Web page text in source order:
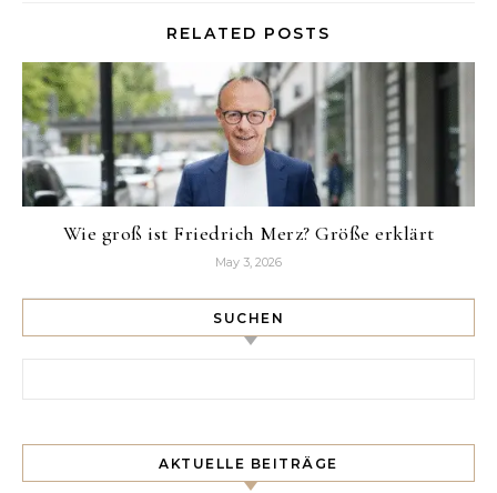
RELATED POSTS
Wie groß ist Friedrich Merz? Größe erklärt
May 3, 2026
SUCHEN
AKTUELLE BEITRÄGE